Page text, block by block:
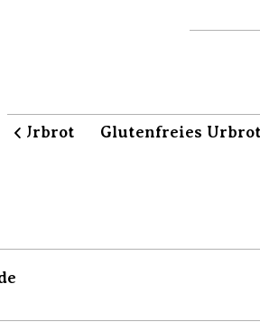
Urbrot Glutenfreies
